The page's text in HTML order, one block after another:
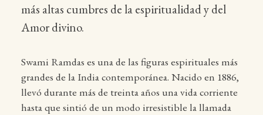
más altas cumbres de la espiritualidad y del
Amor divino.
Swami Ramdas es una de las figuras espirituales más
grandes de la India contemporánea. Nacido en 1886,
llevó durante más de treinta años una vida corriente
hasta que sintió de un modo irresistible la llamada